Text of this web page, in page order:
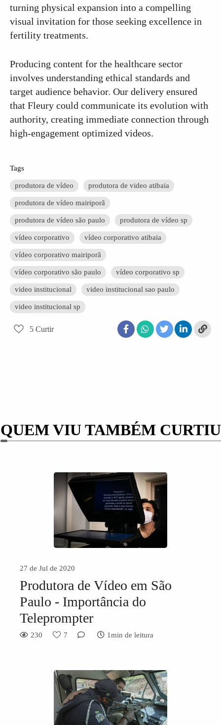
turning physical expansion into a compelling
visual invitation for those seeking excellence in
fertility treatments.
Producing content for the healthcare sector
involves understanding ethical standards and
target audience behavior. Our delivery ensured
that Fleury could communicate its evolution with
authority, creating immediate connection through
high-engagement optimized videos.
Tags
produtora de vídeo produtora de video atibaia
produtora de vídeo mairiporã
produtora de vídeo são paulo produtora de vídeo sp
vídeo corporativo vídeo corporativo atibaia
vídeo corporativo mairiporã
vídeo corporativo são paulo vídeo corporativo sp
video institucional video institucional sao paulo
video institucional sp
5 Curtir
QUEM VIU TAMBÉM CURTIU
27 de Jul de 2020
Produtora de Vídeo em São
Paulo - Importância do
Teleprompter
230 7 1min de leitura